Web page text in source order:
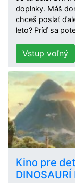
doplnky. Máš
chceš poslať
leto? Príď sa
Vstup voľný
Kino pre
DINOSAURÍ